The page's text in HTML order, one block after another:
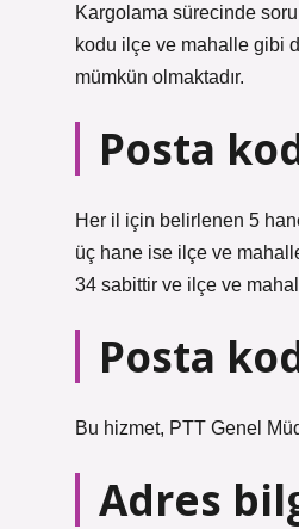
Kargolama sürecinde
kodu ilçe ve mahalle gibi
mümkün olmaktadır.
Posta
Her il için belirlenen 5
üç hane ise ilçe ve
34 sabittir ve ilçe ve
Posta
Bu hizmet, PTT Genel
Adres